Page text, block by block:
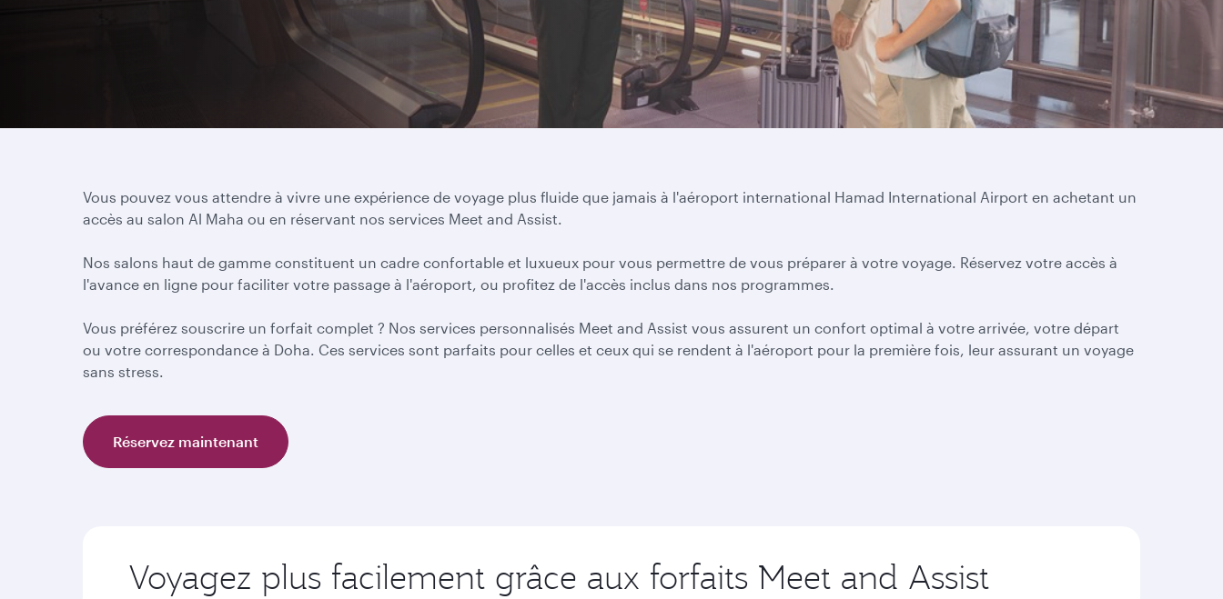
Vous pouvez vous attendre à vivre une expérience de voyage plus fluide que jamais à l'aéroport international Hamad International Airport en achetant un
accès au salon Al Maha ou en réservant nos services Meet and Assist.
Nos salons haut de gamme constituent un cadre confortable et luxueux pour vous permettre de vous préparer à votre voyage. Réservez votre accès à
l'avance en ligne pour faciliter votre passage à l'aéroport, ou profitez de l'accès inclus dans nos programmes.
Vous préférez souscrire un forfait complet ? Nos services personnalisés Meet and Assist vous assurent un confort optimal à votre arrivée, votre départ
ou votre correspondance à Doha. Ces services sont parfaits pour celles et ceux qui se rendent à l'aéroport pour la première fois, leur assurant un voyage
sans stress.
Réservez maintenant
Voyagez plus facilement grâce aux forfaits Meet and Assist